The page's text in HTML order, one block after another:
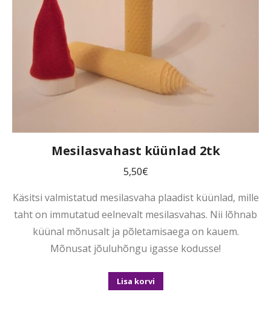
Mesilasvahast küünlad 2tk
5,50€
Käsitsi valmistatud mesilasvaha plaadist küünlad, mille
taht on immutatud eelnevalt mesilasvahas. Nii lõhnab
küünal mõnusalt ja põletamisaega on kauem.
Mõnusat jõuluhõngu igasse kodusse!
Lisa korvi